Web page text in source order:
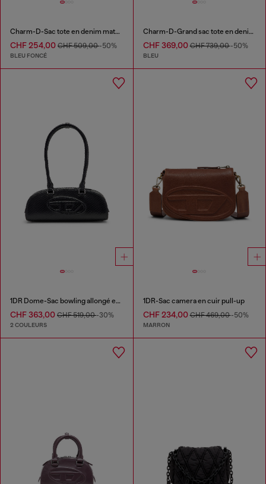
Charm-D-Sac tote en denim matelassé
CHF 254,00 CHF 509,00-50%
BLEU FONCÉ
Charm-D-Grand sac tote en denim matelassé
CHF 369,00CHF 739,00-50%
BLEU
1DR Dome-Sac bowling allongé en cuir effet serpent
CHF 363,00 CHF 519,00-30%
2 COULEURS
1DR-Sac camera en cuir pull-up
CHF 234,00CHF 469,00-50%
MARRON